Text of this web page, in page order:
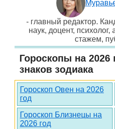
- главный редактор.
наук, доцент, психолог,
стажем,
Гороскопы на 2026
знаков зодиака
Гороскоп Овен на 2026
год
Гороскоп Близнецы на
2026 год